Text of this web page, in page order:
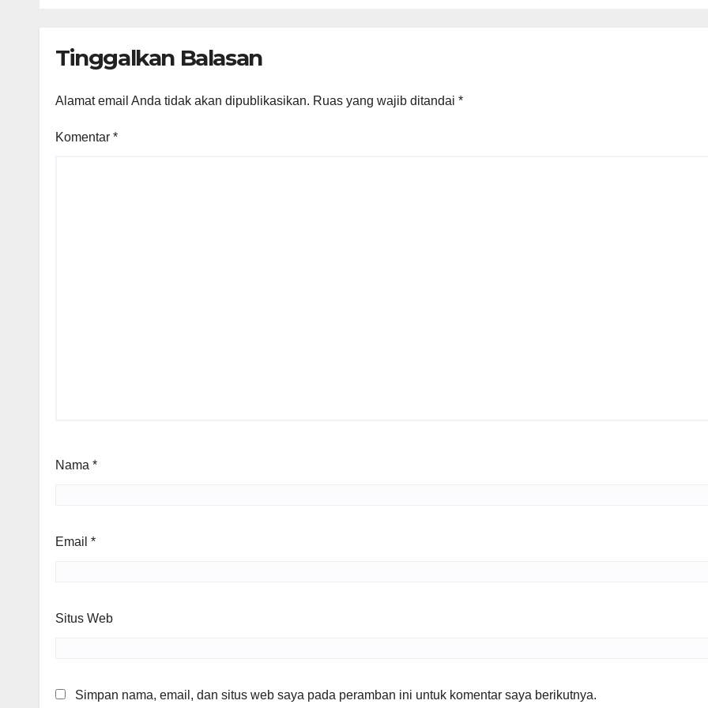
Tinggalkan Balasan
Alamat email Anda tidak akan dipublikasikan. Ruas yang wajib ditandai *
Komentar *
Nama *
Email *
Situs Web
Simpan nama, email, dan situs web saya pada peramban ini untuk komentar saya berikutnya.